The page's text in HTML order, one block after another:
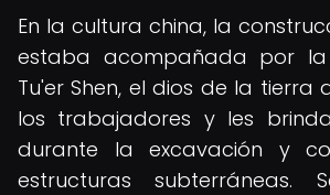
En la cultura china, la
estaba acompañada por la
Tu'er Shen, el dios de la
los trabajadores y les
durante la excavación y
estructuras subterráneas.